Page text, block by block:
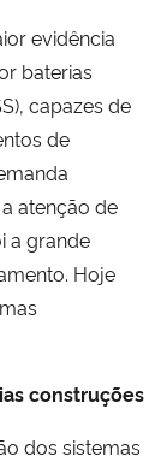
evidência
baterias
capazes de
de
atenção de
a grande
Hoje
construções
dos sistemas